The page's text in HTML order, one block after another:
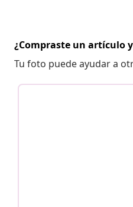
¿Compraste un artículo
Tu foto puede ayudar a